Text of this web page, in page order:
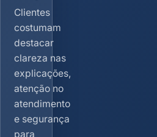
Clientes
costumam
destacar
clareza nas
explicações,
atenção no
atendimento
e segurança
para